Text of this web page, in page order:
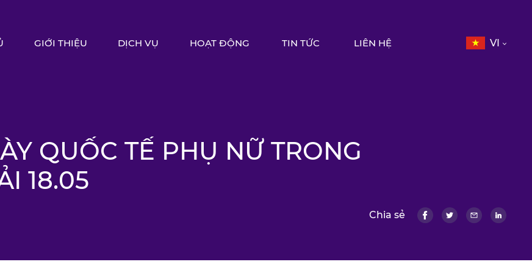
GIỚI THIỆU DỊCH VỤ HOẠT ĐỘNG TIN TỨC LIÊN HỆ
VI
QUỐC TẾ PHỤ NỮ TRONG
18.05
Chia sẻ